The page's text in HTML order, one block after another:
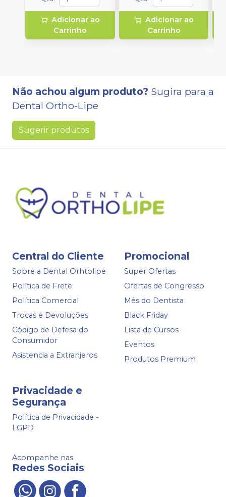
Adicionar ao
Carrinho
Adicionar ao
Carrinho
Não achou algum produto? Sugira para a
Dental Ortho-Lipe
Sugerir produtos
Central do Cliente
Sobre a Dental Orhtolipe
Política de Frete
Política Comercial
Trocas e Devoluções
Código de Defesa do
Consumidor
Asistencia a Extranjeros
Promocional
Super Ofertas
Ofertas de Congresso
Mês do Dentista
Black Friday
Lista de Cursos
Eventos
Produtos Premium
Privacidade e
Segurança
Política de Privacidade -
LGPD
Acompanhe nas
Redes Sociais